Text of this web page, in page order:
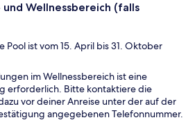
und Wellnessbereich (falls
Pool ist vom 15. April bis 31. Oktober
im Wellnessbereich ist eine
erforderlich. Bitte kontaktiere die
vor deiner Anreise unter der auf der
angegebenen Telefonnummer.